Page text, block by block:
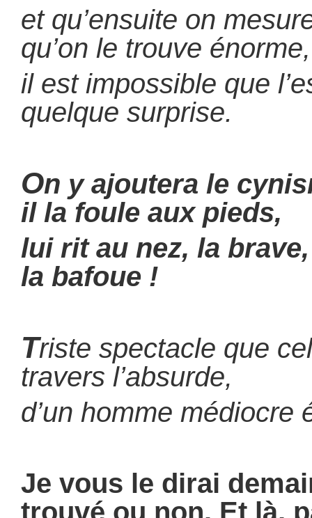
et qu’ensuite on
qu’on le trouve énorme,
il est impossible que
quelque surprise.
On y ajoutera le
il la foule aux pieds,
lui rit au nez, la
la bafoue !
Triste spectacle que
travers l’absurde,
d’un homme médiocre
Je vous le dirai
trouvé ou non. Et là,